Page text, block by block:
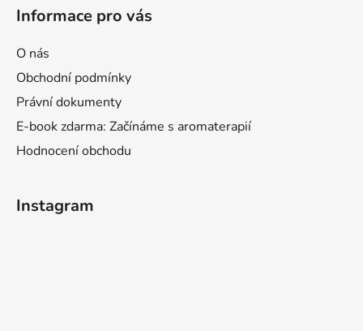
Informace pro vás
O nás
Obchodní podmínky
Právní dokumenty
E-book zdarma: Začínáme s aromaterapií
Hodnocení obchodu
Instagram